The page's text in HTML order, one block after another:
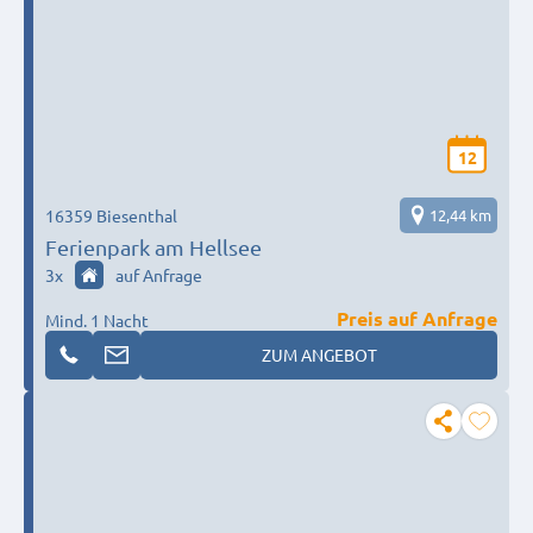
12
Ferienpark am Hellsee
16359 Biesenthal 12,44 km
3x auf Anfrage
Mind. 1 Nacht
Preis auf Anfrage
ZUM ANGEBOT